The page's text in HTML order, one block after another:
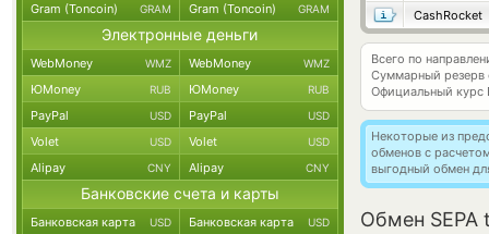
CashRocket
Всего по
Суммарный резерв
Официальный курс
Некоторые из
обменов с
выгодный обмен
Обмен SEPA
Gram (Toncoin) GRAM Gram (Toncoin) GRAM
Электронные деньги
WebMoney WMZ WebMoney WMZ
ЮMoney RUB ЮMoney RUB
PayPal USD PayPal USD
Volet USD Volet USD
Alipay CNY Alipay CNY
Банковские счета и карты
Банковская карта USD Банковская карта USD